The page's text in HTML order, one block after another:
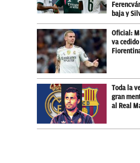
baja y
Oficial:
va
Toda la
gran
al Real